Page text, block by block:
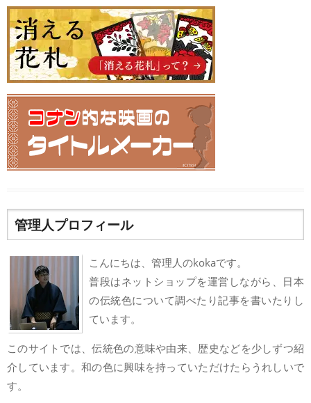
管理人プロフィール
こんにちは、管理人のkokaです。
普段はネットショップを運営しながら、日本
の伝統色について調べたり記事を書いたりし
ています。
このサイトでは、伝統色の意味や由来、歴史などを少しずつ紹
介しています。和の色に興味を持っていただけたらうれしいで
す。